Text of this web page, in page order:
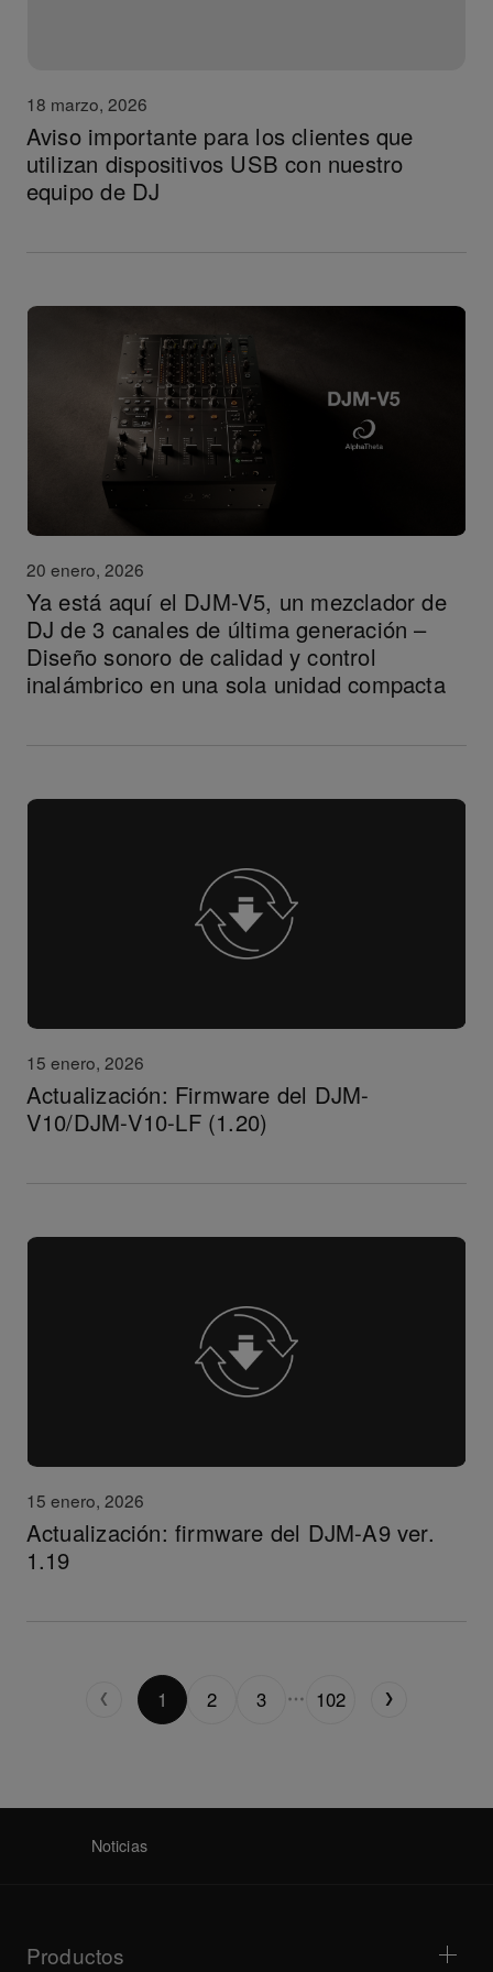
18 marzo, 2026
Aviso importante para los clientes que
utilizan dispositivos USB con nuestro
equipo de DJ
20 enero, 2026
Ya está aquí el DJM-V5, un mezclador de
DJ de 3 canales de última generación –
Diseño sonoro de calidad y control
inalámbrico en una sola unidad compacta
15 enero, 2026
Actualización: Firmware del DJM-
V10/DJM-V10-LF (1.20)
15 enero, 2026
Actualización: firmware del DJM-A9 ver.
1.19
1 2 3 102
Noticias
Productos